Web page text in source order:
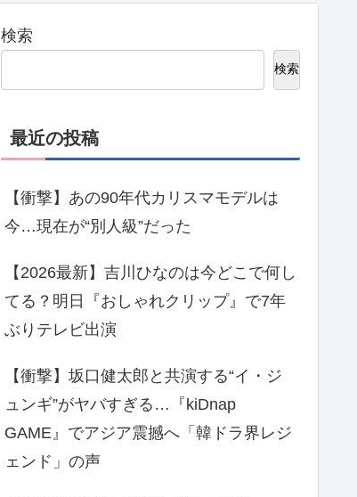
検索
検索
最近の投稿
【衝撃】あの90年代カリスマモデルは
今…現在が“別人級”だった
【2026最新】吉川ひなのは今どこで何し
てる？明日『おしゃれクリップ』で7年
ぶりテレビ出演
【衝撃】坂口健太郎と共演する“イ・ジ
ュンギ”がヤバすぎる…『kiDnap
GAME』でアジア震撼へ「韓ドラ界レジ
ェンド」の声